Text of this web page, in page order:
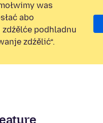
was
abo
podhladnu
zdźělić“.